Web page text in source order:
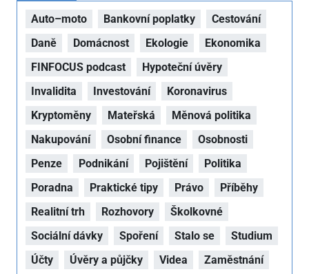
Auto–moto Bankovní poplatky
Cestování
Daně
Domácnost Ekologie
Ekonomika
FINFOCUS podcast
Hypoteční úvěry
Invalidita
Investování
Koronavirus
Kryptoměny
Mateřská
Měnová politika
Nakupování
Osobní finance
Osobnosti
Penze
Podnikání Pojištění
Politika
Poradna
Praktické tipy Právo
Příběhy
Realitní trh
Rozhovory
Školkovné
Sociální dávky
Spoření Stalo se
Studium
Účty
Úvěry a půjčky Videa
Zaměstnání